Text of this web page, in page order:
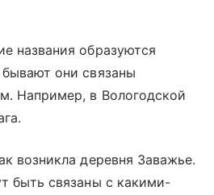
названия образуются
они связаны
Например, в Вологодской
возникла деревня Заважье.
быть связаны с какими-